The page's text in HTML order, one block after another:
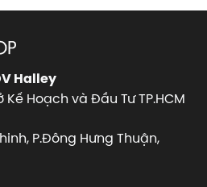
Halley
Kế Hoạch và Đầu Tư TP.HCM
P.Đông Hưng Thuận,